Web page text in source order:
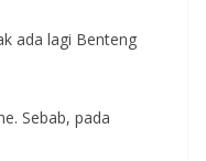
ada lagi Benteng
Sebab, pada